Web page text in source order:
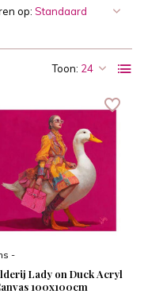
Toon:
op:
-
Lady on Duck Acryl
100x100cm